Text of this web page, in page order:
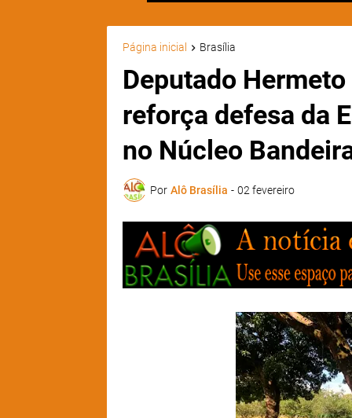
Página inicial Brasília
Deputado
reforça defesa da
no Núcleo
Por Alô Brasília - 02 fevereiro